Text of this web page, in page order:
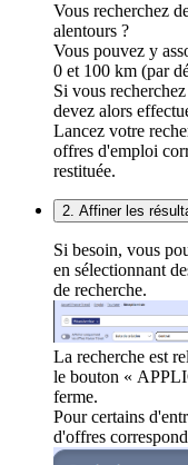
Vous recherchez
alentours ?
Vous pouvez y
0 et 100 km (par
Si vous
devez alors
Lancez votre
offres d'emploi
restituée.
2. Affiner les
Si besoin, vous
en sélectionnant
de recherche.
La recherche est
le bouton «
ferme.
Pour certains
d'offres